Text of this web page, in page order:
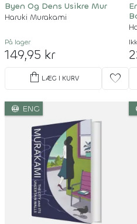
Byen Og Dens Usikre Mur
Haruki Murakami
På lager
149,95 kr
shopping_bag LÆG I KURV favorite
language ENG